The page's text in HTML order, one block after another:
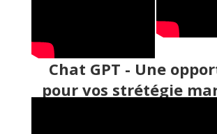
Chat GPT - Une
pour vos strétégie